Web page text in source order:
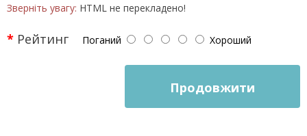
Зверніть увагу: HTML не перекладено!
Рейтинг Поганий Хороший
Продовжити